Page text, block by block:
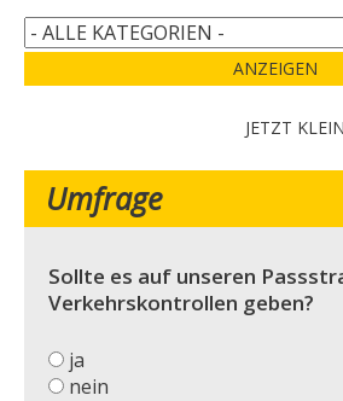
ANZEIGEN
JETZT
Umfrage
Sollte es auf unseren
Verkehrskontrollen geben?
ja
nein